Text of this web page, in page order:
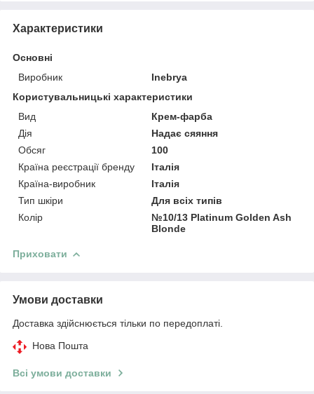
Характеристики
Основні
Виробник
Inebrya
Користувальницькі характеристики
Вид
Крем-фарба
Дія
Надає сяяння
Обсяг
100
Країна реєстрації бренду
Італія
Країна-виробник
Італія
Тип шкіри
Для всіх типів
Колір
№10/13 Platinum Golden Ash
Blonde
Приховати
Умови доставки
Доставка здійснюється тільки по передоплаті.
Нова Пошта
Всі умови доставки